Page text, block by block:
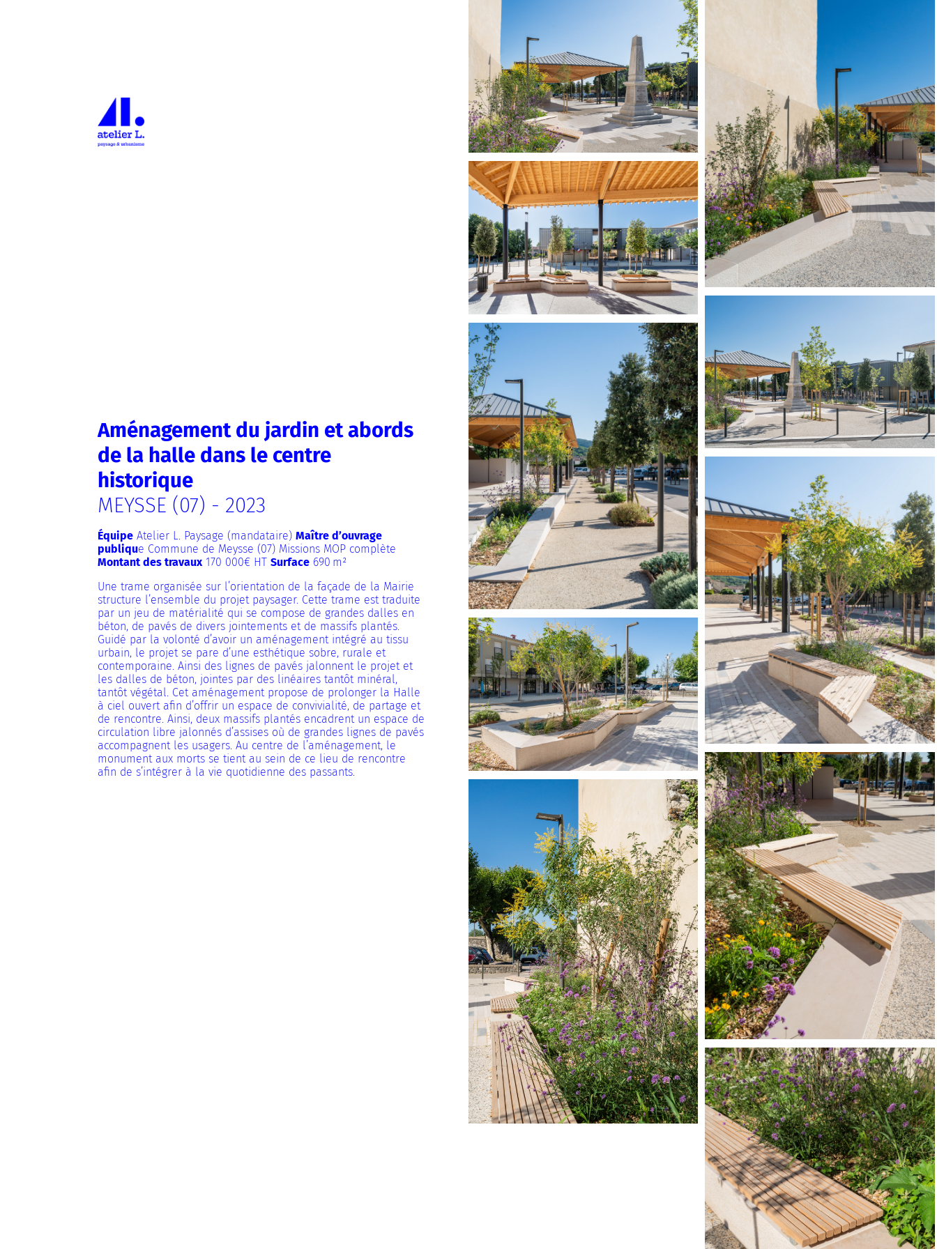
Aménagement du jardin et abords
de la halle dans le centre
historique
MEYSSE (07) - 2023
ÉquipeAtelier L. Paysage (mandataire) Maître d’ouvrage
publique Commune de Meysse (07) Missions MOP complète
Montant des travaux170 000€ HT Surface690 m²
Une trame organisée sur l’orientation de la façade de la Mairie
structure l’ensemble du projet paysager. Cette trame est traduite
par un jeu de matérialité qui se compose de grandes dalles en
béton, de pavés de divers jointements et de massifs plantés.
Guidé par la volonté d’avoir un aménagement intégré au tissu
urbain, le projet se pare d’une esthétique sobre, rurale et
contemporaine. Ainsi des lignes de pavés jalonnent le projet et
les dalles de béton, jointes par des linéaires tantôt minéral,
tantôt végétal. Cet aménagement propose de prolonger la Halle
à ciel ouvert afin d’offrir un espace de convivialité, de partage et
de rencontre. Ainsi, deux massifs plantés encadrent un espace de
circulation libre jalonnés d’assises où de grandes lignes de pavés
accompagnent les usagers. Au centre de l’aménagement, le
monument aux morts se tient au sein de ce lieu de rencontre
afin de s’intégrer à la vie quotidienne des passants.